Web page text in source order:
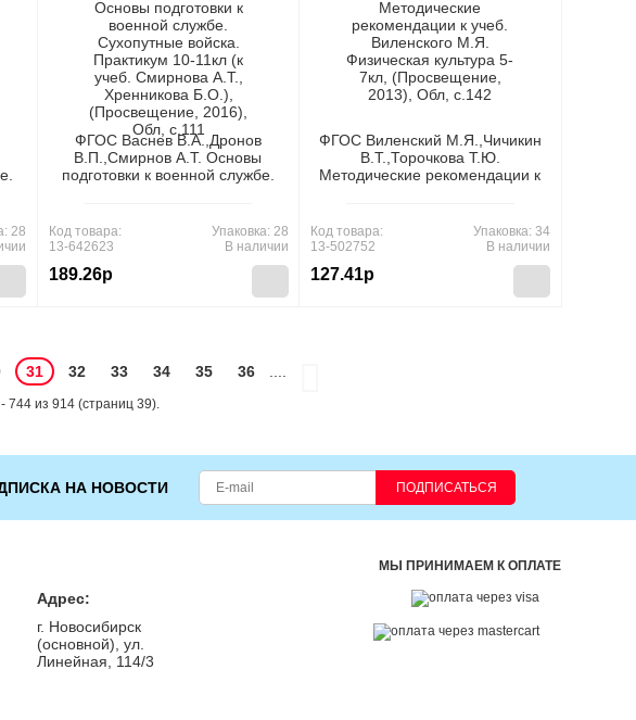
28
ФГОС Васнев В.А.,Дронов
В.П.,Смирнов А.Т. Основы
подготовки к военной службе.
А.Т., Хренникова Б.О.),
(Просвещение, 2016), Обл,
Код товара:
13-642623
189.26р
Упаковка: 28
В наличии
ФГОС Виленский М.Я.,Чичикин
В.Т.,Торочкова Т.Ю.
Методические рекомендации к
(Просвещение, 2013), Обл,
Код товара:
13-502752
127.41р
Упаковка: 34
В наличии
31 32 33 34 35 36
744 из 914 (страниц 39).
НА НОВОСТИ ПОДПИСАТЬСЯ
МЫ ПРИНИМАЕМ К ОПЛАТЕ
Адрес:
г. Новосибирск
(основной), ул.
Линейная, 114/3